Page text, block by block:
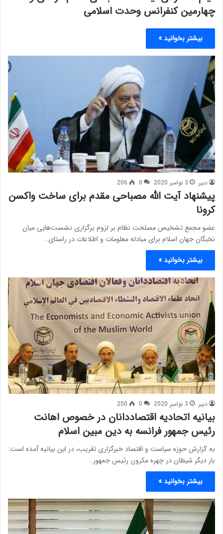
چهارمین کنفرانس وحدت اسلامی
بیشتر بخوانید »
دبیر 3 نوامبر 2020 0
206
پیشنهاد آیت الله مصباحی مقدم برای ساخت واکسن
کرونا
عضو مجمع تشخیص مصلحت نظام بر لزوم برگزاری نشست‌هایی میان
نخبگان جهان اسلام برای مبادله معلومات و اطلاعات در راستای…
بیشتر بخوانید »
دبیر 3 نوامبر 2020 0
250
بیانیه اتحادیه اقتصاددانان در خصوص اهانت
رئیس جمهور فرانسه به دین مبین اسلام
به گزارش حوزه سیاست و اقتصاد خبرگزاری تقریب، در این بیانیه آمده است:
بار دیگر شیطان در چهره مکرون رئیس جمهور…
بیشتر بخوانید »